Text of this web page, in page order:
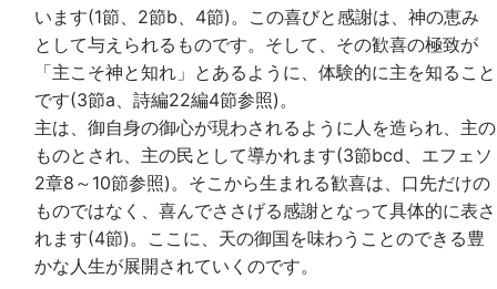
います(1節、2節b、4節)。この喜びと感謝は、神の恵み
として与えられるものです。そして、その歓喜の極致が
「主こそ神と知れ」とあるように、体験的に主を知ること
です(3節a、詩編22編4節参照)。
主は、御自身の御心が現わされるように人を造られ、主の
ものとされ、主の民として導かれます(3節bcd、エフェソ
2章8～10節参照)。そこから生まれる歓喜は、口先だけの
ものではなく、喜んでささげる感謝となって具体的に表さ
れます(4節)。ここに、天の御国を味わうことのできる豊
かな人生が展開されていくのです。